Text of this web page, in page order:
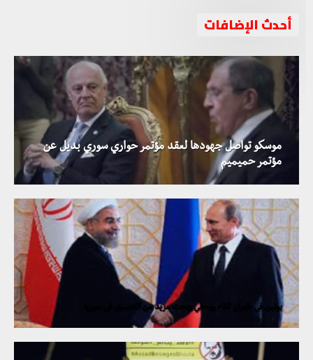
أحدث الإضافات
موسكو تواصل جهودها لعقد مؤتمر حواري سوري بديل عن
مؤتمر حميميم
بوتين في طهران للقاء روحاني وبحث مزيد من التنسيق في سوريا